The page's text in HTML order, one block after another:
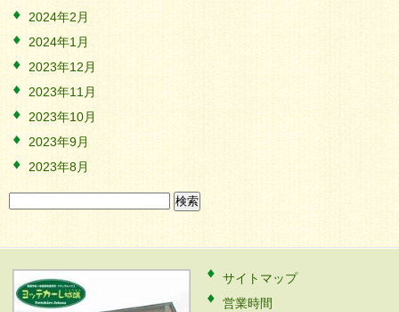
2024年2月
2024年1月
2023年12月
2023年11月
2023年10月
2023年9月
2023年8月
サイトマップ
営業時間